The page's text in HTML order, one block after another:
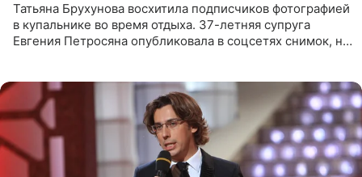
Татьяна Брухунова восхитила подписчиков фотографией
в купальнике во время отдыха. 37-летняя супруга
Евгения Петросяна опубликовала в соцсетях снимок, на